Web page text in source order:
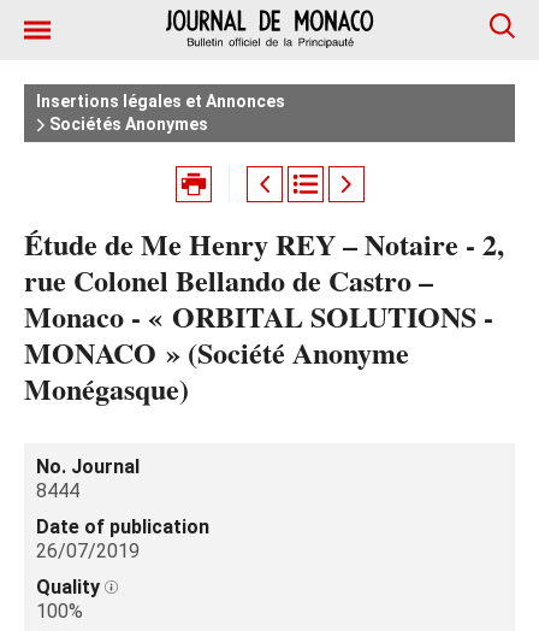
Insertions légales et Annonces
Sociétés Anonymes
Étude de Me Henry REY – Notaire - 2,
rue Colonel Bellando de Castro –
Monaco - « ORBITAL SOLUTIONS -
MONACO » (Société Anonyme
Monégasque)
No. Journal
8444
Date of publication
26/07/2019
Quality
100%